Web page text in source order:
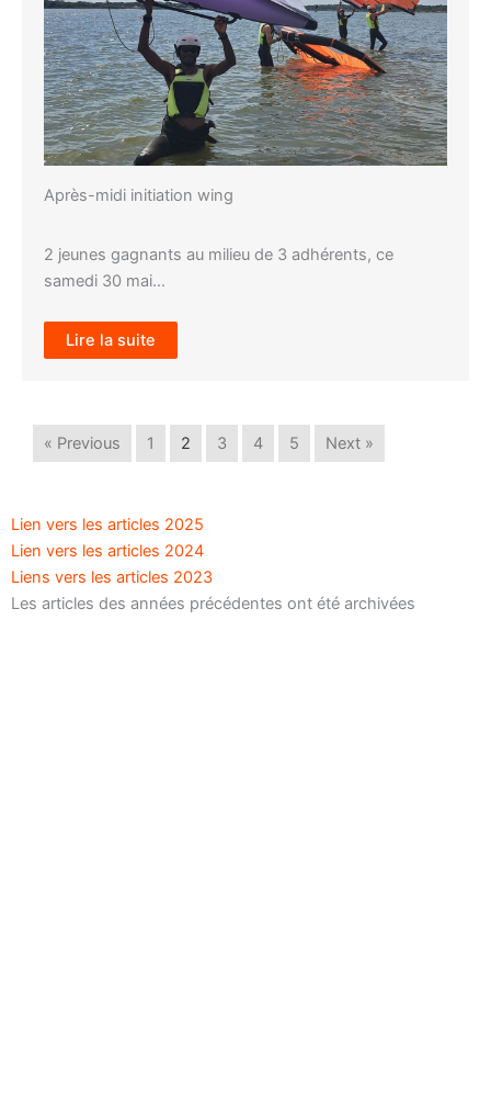
Après-midi initiation wing
2 jeunes gagnants au milieu de 3 adhérents, ce
samedi 30 mai…
Lire la suite
« Previous 1 2 3 4 5 Next »
Lien vers les articles 2025
Lien vers les articles 2024
Liens vers les articles 2023
Les articles des années précédentes ont été archivées